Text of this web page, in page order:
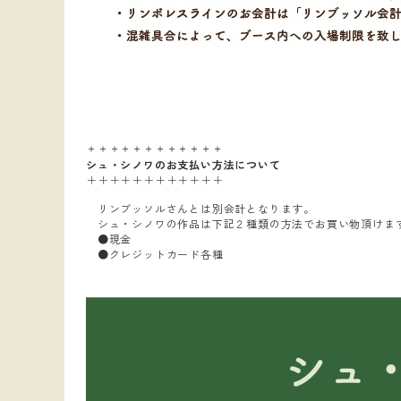
＋＋＋＋＋＋＋＋＋＋＋＋
シュ・シノワのお支払い方法について
＋＋＋＋＋＋＋＋＋＋＋＋
リンブッソルさんとは別会計となります。
シュ・シノワの作品は下記２種類の方法でお買い物頂けま
●現金
●クレジットカード各種